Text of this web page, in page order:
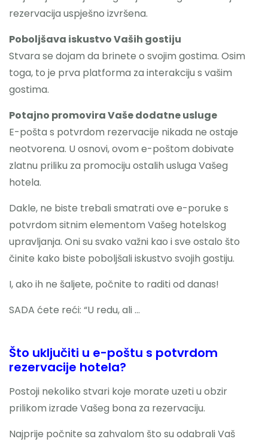
rezervacija uspješno izvršena.
Poboljšava iskustvo Vaših gostiju
Stvara se dojam da brinete o svojim gostima. Osim
toga, to je prva platforma za interakciju s vašim
gostima.
Potajno promovira Vaše dodatne usluge
E-pošta s potvrdom rezervacije nikada ne ostaje
neotvorena. U osnovi, ovom e-poštom dobivate
zlatnu priliku za promociju ostalih usluga Vašeg
hotela.
Dakle, ne biste trebali smatrati ove e-poruke s
potvrdom sitnim elementom Vašeg hotelskog
upravljanja. Oni su svako važni kao i sve ostalo što
činite kako biste poboljšali iskustvo svojih gostiju.
I, ako ih ne šaljete, počnite to raditi od danas!
SADA ćete reći: “U redu, ali …
Što uključiti u e-poštu s potvrdom
rezervacije hotela?
Postoji nekoliko stvari koje morate uzeti u obzir
prilikom izrade Vašeg bona za rezervaciju.
Najprije počnite sa zahvalom što su odabrali Vaš